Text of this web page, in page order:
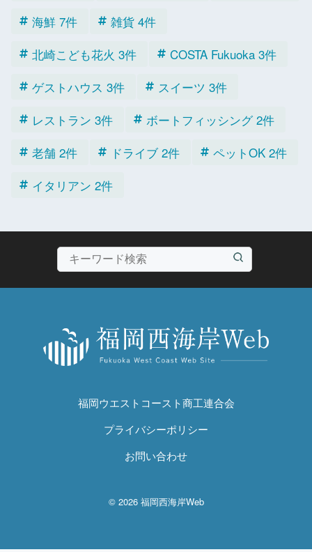
海鮮 7件
雑貨 4件
北崎こども花火 3件
COSTA Fukuoka 3件
ゲストハウス 3件
スイーツ 3件
レストラン 3件
ボートフィッシング 2件
老舗 2件
ドライブ 2件
ペットOK 2件
イタリアン 2件
福岡ウエストコースト商工連合会
プライバシーポリシー
お問い合わせ
© 2026 福岡西海岸Web